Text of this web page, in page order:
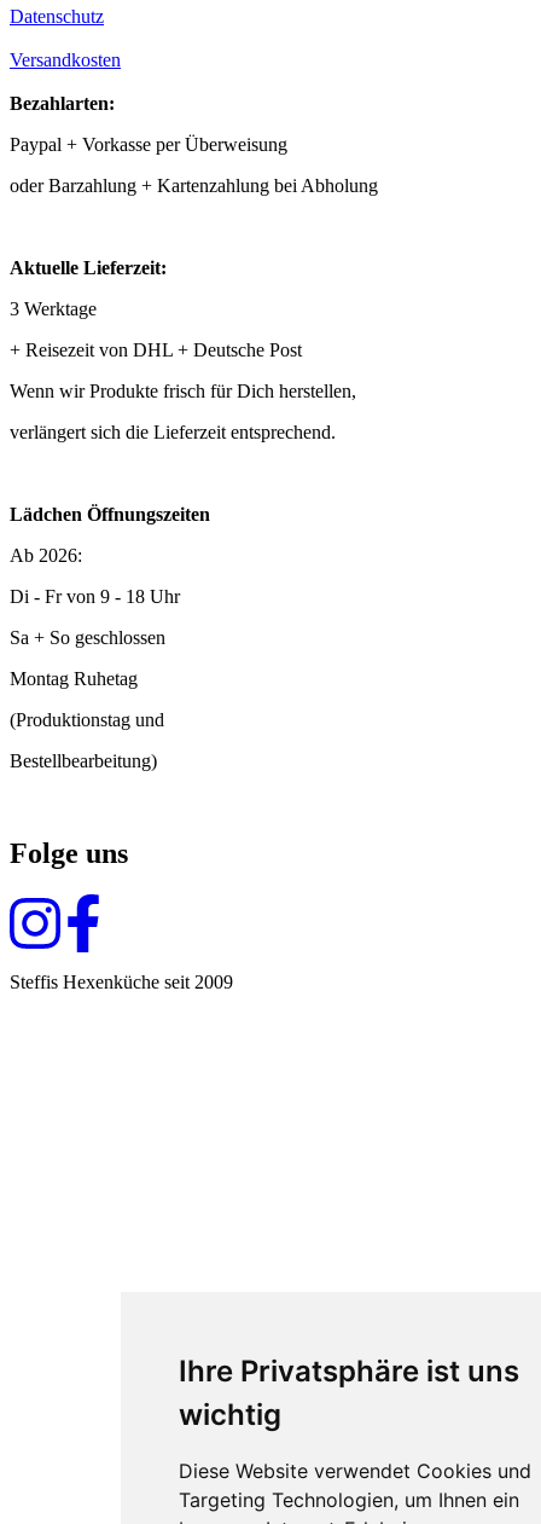
Ihre Privatsphäre ist uns
wichtig
Diese Website verwendet Cookies und
Targeting Technologien, um Ihnen ein
Datenschutz
Versandkosten
Bezahlarten:
Paypal + Vorkasse per Überweisung
oder Barzahlung + Kartenzahlung bei Abholung
Aktuelle Lieferzeit:
3 Werktage
+ Reisezeit von DHL + Deutsche Post
Wenn wir Produkte frisch für Dich herstellen,
verlängert sich die Lieferzeit entsprechend.
Lädchen Öffnungszeiten
Ab 2026:
Di - Fr von 9 - 18 Uhr
Sa + So geschlossen
Montag Ruhetag
(Produktionstag und
Bestellbearbeitung)
Folge uns
Steffis Hexenküche seit 2009